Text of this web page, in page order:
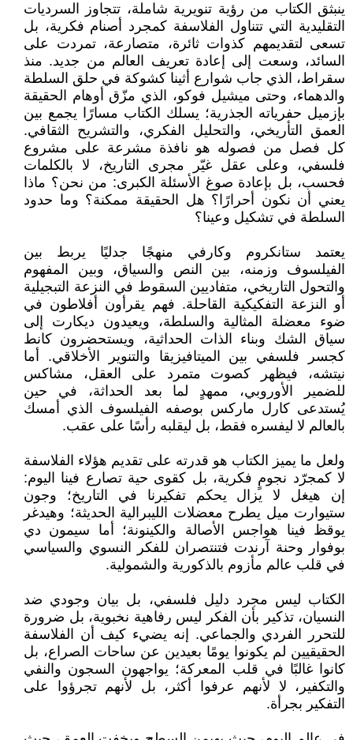
ينبثق الكتاب من رؤية تنويرية شاملة، تتجاوز السرديات
التقليدية التي تتناول الفلاسفة كمجرد أصنام فكرية، بل
تسعى لتقديمهم كذوات ثائرة، متصارعة، تمردت على
السائد، وسعت إلى إعادة تعريف العالم من جديد. منذ
سقراط، الذي جاب شوارع أثينا كشوكة في حلق السلطة
والدهماء، وحتى ميشيل فوكو، الذي مزّق أوهام الحقيقة
بإزميل حفرياته الجذرية؛ يسلك الكتاب مسارًا يجمع بين
العمق التأريخي، والتحليل الفكري، والتشريح الثقافي.
كل فصل من فصوله هو نافذة مشرعة على مشروع
فلسفي، وعلى عقل غيّر مجرى التاريخ، لا بالكلمات
فحسب، بل بإعادة صوغ الأسئلة الكبرى: من نحن؟ ماذا
يعني أن نكون أحرارًا؟ هل الحقيقة ممكنة؟ وما حدود
السلطة في تشكيل وعينا؟
يعتمد ستانكروم وكارفي منهجًا جدليًا يربط بين
الفيلسوف وزمنه، بين النص والسياق، وبين المفهوم
والتحول التاريخي، متفاديين السقوط في النزعة التبجيلية
أو النزعة التفكيكية القاحلة. فهم يقرأون أفلاطون في
ضوء معضلة المثالية والسلطة، ويعيدون ديكارت إلى
سياق الشك وبناء الذات الحداثية، ويستحضرون كانط
كجسر فلسفي بين الميتافيزيقا والتنوير الأخلاقي. أما
نيتشه، فيظهر كصوت متمرد على العقل، مشاكس
للضمير الأوروبي، ممهدٍ لما بعد الحداثة، في حين
يُستدعى كارل ماركس بوصفه الفيلسوف الذي أمسك
بالعالم لا ليفسره فقط، بل ليقلبه رأسًا على عقب.
ولعل ما يميز الكتاب هو قدرته على تقديم هؤلاء الفلاسفة
لا كمجرّد نجومٍ فكرية، بل كقوى حية تصارع فينا اليوم:
إن هيغل لا يزال يحكم تفكيرنا في التاريخ؛ وجون
ستيوارت ميل يطرح معضلات الليبرالية الحديثة؛ وهيدغر
يوقظ فينا هواجس الأصالة والكينونة؛ أما سيمون دي
بوفوار وحنة آرندت فتنتصران للفكر النسوي والسياسي
في قلب عالم مأزوم بالذكورية والشمولية.
الكتاب ليس مجرد دليل فلسفي، بل بيان وجودي ضد
النسيان، تذكير بأن الفكر ليس رفاهية نخبوية، بل ضرورة
للتحرر الفردي والجماعي. إنه يضيء كيف أن الفلاسفة
الحقيقيين لم يكونوا يومًا بعيدين عن ساحات الصراع، بل
كانوا غالبًا في قلب المعركة؛ يواجهون السجون والنفي
والتكفير، لا لأنهم عرفوا أكثر، بل لأنهم تجرؤوا على
التفكير بجرأة.